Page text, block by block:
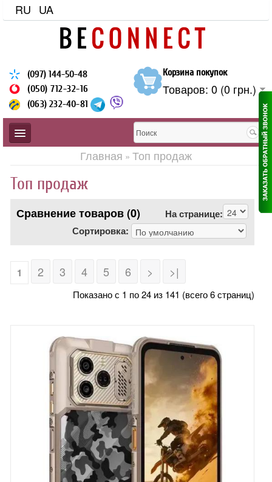
RU UA
(097) 144-50-48
(050) 712-32-16
(063) 232-40-81
Корзина покупок
Товаров: 0 (0 грн.)
UNIHERTZ 8849
Главная » Топ продаж
Топ продаж
На странице:
Сравнение товаров (0)
Сортировка:
1 2 3 4 5 6 > >|
Показано с 1 по 24 из 141 (всего 6 страниц)